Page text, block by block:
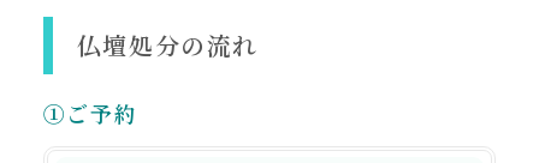
仏壇処分の流れ
①ご予約